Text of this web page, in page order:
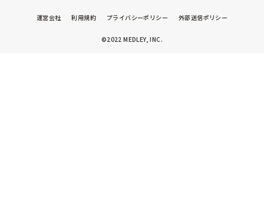
運営会社 利用規約 プライバシーポリシー 外部送信ポリシー
©2022 MEDLEY, INC.